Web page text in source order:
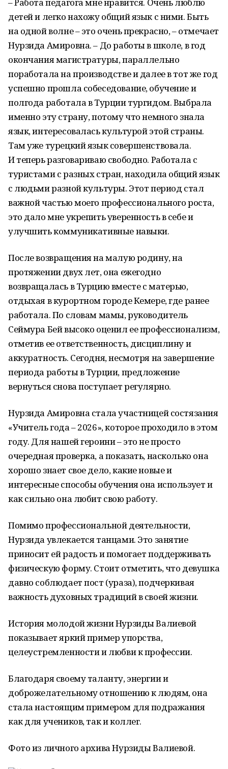
детей и легко нахожу общий язык с ними. Быть
на одной волне – это очень прекрасно, – отмечает
Нурзида Амировна. – До работы в школе, в год
окончания магистратуры, параллельно
поработала на производстве и далее в тот же год
успешно прошла собеседование, обучение и
полгода работала в Турции тургидом. Выбрала
именно эту страну, потому что немного знала
язык, интересовалась культурой этой страны.
Там уже турецкий язык совершенствовала.
И теперь разговариваю свободно. Работала с
туристами с разных стран, находила общий язык
с людьми разной культуры. Этот период стал
важной частью моего профессионального роста,
это дало мне укрепить уверенность в себе и
улучшить коммуникативные навыки.
После возвращения на малую родину, на
протяжении двух лет, она ежегодно
возвращалась в Турцию вместе с матерью,
отдыхая в курортном городе Кемере, где ранее
работала. По словам мамы, руководитель
Сеймура Бей высоко оценил ее профессионализм,
отметив ее ответственность, дисциплину и
аккуратность. Сегодня, несмотря на завершение
периода работы в Турции, предложение
вернуться снова поступает регулярно.
Нурзида Амировна стала участницей состязания
«Учитель года – 2026», которое проходило в этом
году. Для нашей героини – это не просто
очередная проверка, а показать, насколько она
хорошо знает свое дело, какие новые и
интересные способы обучения она использует и
как сильно она любит свою работу.
Помимо профессиональной деятельности,
Нурзида увлекается танцами. Это занятие
приносит ей радость и помогает поддерживать
физическую форму. Стоит отметить, что девушка
давно соблюдает пост (ураза), подчеркивая
важность духовных традиций в своей жизни.
История молодой жизни Нурзиды Валиевой
показывает яркий пример упорства,
целеустремленности и любви к профессии.
Благодаря своему таланту, энергии и
доброжелательному отношению к людям, она
стала настоящим примером для подражания
как для учеников, так и коллег.
Фото из личного архива Нурзиды Валиевой.